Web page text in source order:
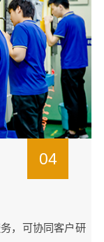
04
，可协同客户研